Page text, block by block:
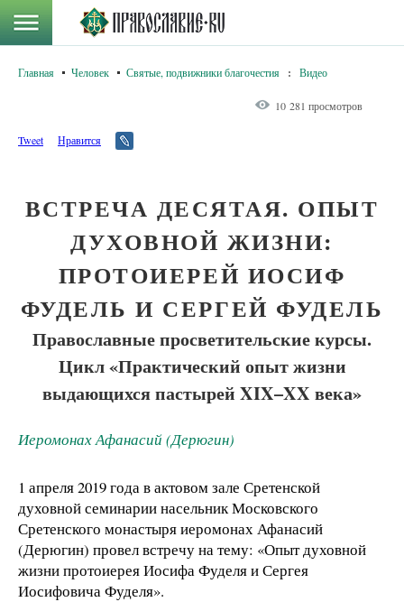
Главная Человек Святые, подвижники благочестия : Видео
10 281 просмотров
Tweet Нравится
ВСТРЕЧА ДЕСЯТАЯ. ОПЫТ
ДУХОВНОЙ ЖИЗНИ:
ПРОТОИЕРЕЙ ИОСИФ
ФУДЕЛЬ И СЕРГЕЙ ФУДЕЛЬ
Православные просветительские курсы.
Цикл «Практический опыт жизни
выдающихся пастырей XIX–XX века»
Иеромонах Афанасий (Дерюгин)
1 апреля 2019 года в актовом зале Сретенской
духовной семинарии насельник Московского
Сретенского монастыря иеромонах Афанасий
(Дерюгин) провел встречу на тему: «Опыт духовной
жизни протоиерея Иосифа Фуделя и Сергея
Иосифовича Фуделя».